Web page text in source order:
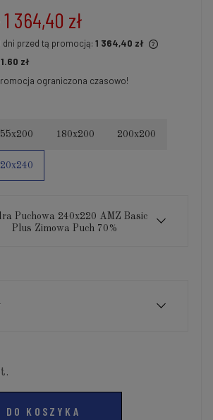
1 364,40 zł
dni przed tą promocją: 1 364,40 zł
sprzedawany krócej niż 30 dni,
najniższa cena od momentu, kiedy
w sprzedaży.
zł
ograniczona czasowo!
180x200 200x200
Puchowa 240x220 AMZ Basic
Plus Zimowa Puch 70%
DO KOSZYKA